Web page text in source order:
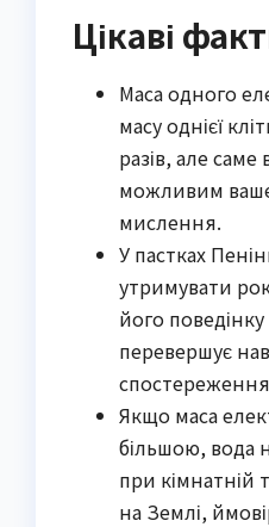
Цікаві
Маса одного
масу однієї
разів, але
можливим
мислення.
У пастках
утримувати
його
перевершує
Якщо маса
більшою, вода
при кімнатній
на Землі,